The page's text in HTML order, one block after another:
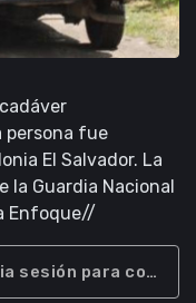
persona fue
El Salvador. La
la Guardia Nacional
Enfoque//
sesión para